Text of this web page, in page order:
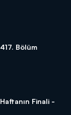
Bölüm
Finali -